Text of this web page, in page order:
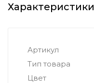
Характеристики
Артикул
Тип товара
Цвет